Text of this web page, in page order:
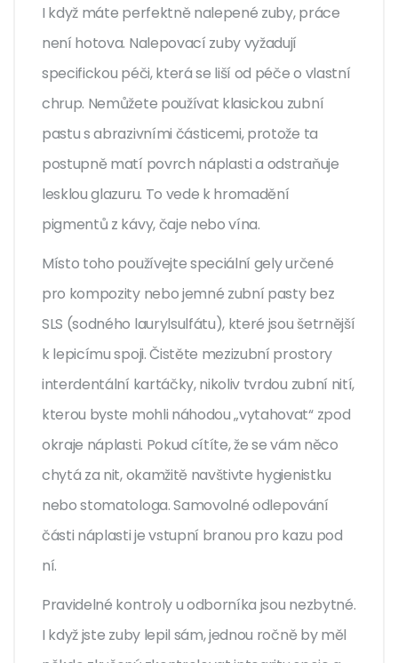
I když máte perfektně nalepené zuby, práce
není hotova. Nalepovací zuby vyžadují
specifickou péči, která se liší od péče o vlastní
chrup. Nemůžete používat klasickou zubní
pastu s abrazivními částicemi, protože ta
postupně matí povrch náplasti a odstraňuje
lesklou glazuru. To vede k hromadění
pigmentů z kávy, čaje nebo vína.
Místo toho používejte speciální gely určené
pro kompozity nebo jemné zubní pasty bez
SLS (sodného laurylsulfátu), které jsou šetrnější
k lepicímu spoji. Čistěte mezizubní prostory
interdentální kartáčky, nikoliv tvrdou zubní nití,
kterou byste mohli náhodou „vytahovat“ zpod
okraje náplasti. Pokud cítíte, že se vám něco
chytá za nit, okamžitě navštivte hygienistku
nebo stomatologa. Samovolné odlepování
části náplasti je vstupní branou pro kazu pod
ní.
Pravidelné kontroly u odborníka jsou nezbytné.
I když jste zuby lepil sám, jednou ročně by měl